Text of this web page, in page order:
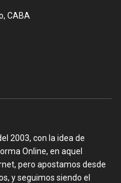
CABA
2003, con la idea de
Online, en aquel
pero apostamos desde
y seguimos siendo el